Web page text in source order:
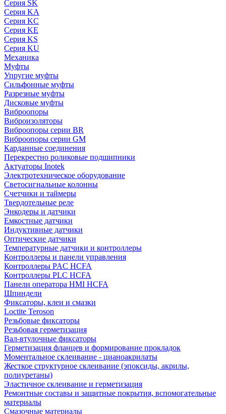
Серия SK
Серия KA
Серия KC
Серия KE
Серия KS
Серия KU
Механика
Муфты
Упругие муфты
Сильфонные муфты
Разрезные муфты
Дисковые муфты
Виброопоры
Виброизоляторы
Виброопоры серии BR
Виброопоры серии GM
Карданные соединения
Перекрестно роликовые подшипники
Актуаторы Inotek
Электротехническое оборудование
Светосигнальные колонны
Счетчики и таймеры
Твердотельные реле
Энкодеры и датчики
Емкостные датчики
Индуктивные датчики
Оптические датчики
Температурные датчики и контроллеры
Контроллеры и панели управления
Контроллеры PAC HCFA
Контроллеры PLC HCFA
Панели оператора HMI HCFA
Шпиндели
Фиксаторы, клеи и смазки
Loctite Teroson
Резьбовые фиксаторы
Резьбовая герметизация
Вал-втулочные фиксаторы
Герметизация фланцев и формирование прокладок
Моментальное склеивание - цианоакрилаты
Жесткое структурное склеивание (эпоксиды, акрилы,
полиуретаны)
Эластичное склеивание и герметизация
Ремонтные составы и защитные покрытия, вспомогательные
материалы
Смазочные материалы